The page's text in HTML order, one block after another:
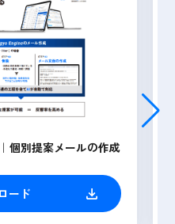
個別提案メールの作成
ード